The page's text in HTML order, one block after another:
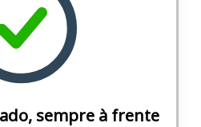
sempre à frente